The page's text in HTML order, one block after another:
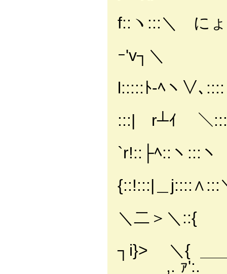
f::ヽ:::＼ に
ｰ'v┐＼
│|
l:::::ﾄ‐ﾍヽ∨､
:::| r┴ｲ ＼
`r!::├ﾍ::ヽ:::
{::!:::|＿j::::∧:::
＼二＞＼::{
┐i}> ＼{
,. ｧ